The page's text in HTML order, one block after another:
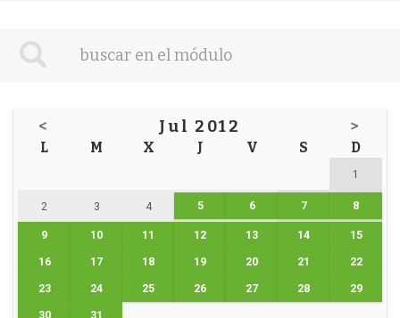
< Jul 2012 >
L M X J V S D
1
2 3 4 5 6 7 8
9 10 11 12 13 14 15
16 17 18 19 20 21 22
23 24 25 26 27 28 29
30 31